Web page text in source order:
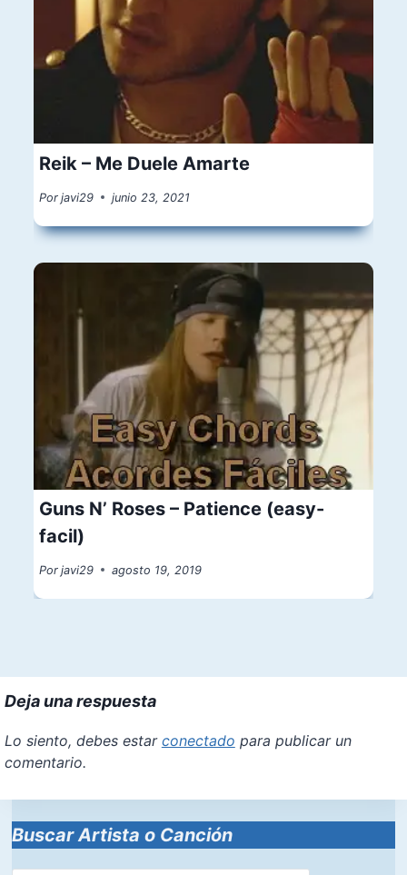
Reik – Me Duele Amarte
Por javi29 junio 23, 2021
Guns N’ Roses – Patience (easy-
facil)
Por javi29 agosto 19, 2019
Deja una respuesta
Lo siento, debes estar conectado para publicar un
comentario.
Buscar Artista o Canción